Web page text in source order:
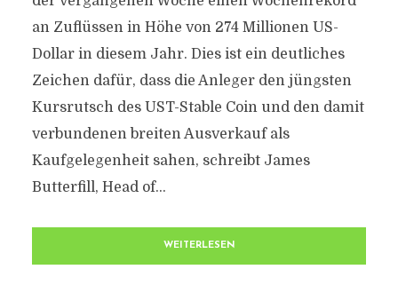
an Zuflüssen in Höhe von 274 Millionen US-
Dollar in diesem Jahr. Dies ist ein deutliches
Zeichen dafür, dass die Anleger den jüngsten
Kursrutsch des UST-Stable Coin und den damit
verbundenen breiten Ausverkauf als
Kaufgelegenheit sahen, schreibt James
Butterfill, Head of...
WEITERLESEN